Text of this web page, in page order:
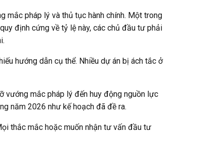
mắc pháp lý và thủ tục hành chính. Một trong
định cứng về tỷ lệ này, các chủ đầu tư phải
hướng dẫn cụ thể. Nhiều dự án bị ách tắc ở
vướng mắc pháp lý đến huy động nguồn lực
năm 2026 như kế hoạch đã đề ra.
thắc mắc hoặc muốn nhận tư vấn đầu tư